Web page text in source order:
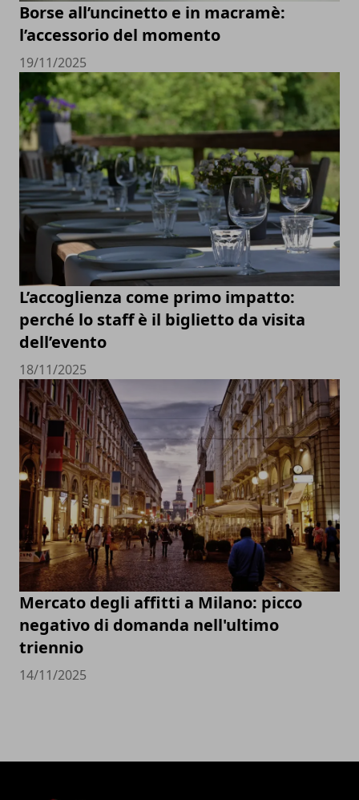
Borse all’uncinetto e in macramè:
l’accessorio del momento
19/11/2025
L’accoglienza come primo impatto:
perché lo staff è il biglietto da visita
dell’evento
18/11/2025
Mercato degli affitti a Milano: picco
negativo di domanda nell'ultimo
triennio
14/11/2025